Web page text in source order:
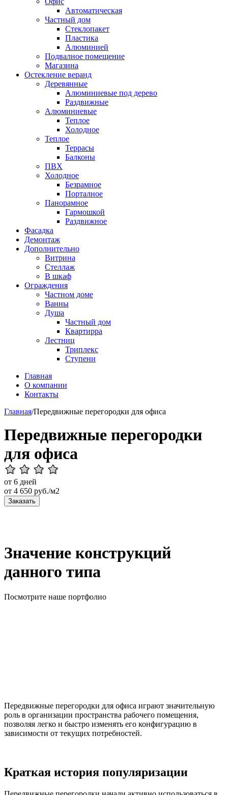
Автоматическая
Частный дом
Стеклопакет
Пластика
Алюминией
Подвалное помещение
Магазина
Остекление веранд
Деревянные
Алюминиевые под дерево
Раздвижные
Алюминиевые
Теплое
Холодное
Теплое
Террасы
Балконы
ПВХ
Холодное
Безрамное
Порталное
Панорамное
Гармошкой
Раздвижное
Фасадка
Демонтаж
Дополнительно
Витрина
Стеллаж
В шкаф
Ограждения
Частном доме
Ванны
Душа
Частный дом
Квартирра
Лестниц
Триплекс
Ступени
Главная
О компании
Контакты
Главная/Передвижные перегородки для офиса
Передвижные перегородки
для офиса
от 6 дней
от 4 650 руб./м2
Заказать
Значение конструкций
данного типа
Посмотрите наше портфолио
Передвижные перегородки для офиса играют значительную
роль в организации пространства рабочего помещения,
позволяя легко и быстро изменять его конфигурацию в
зависимости от текущих потребностей.
Краткая история популяризации